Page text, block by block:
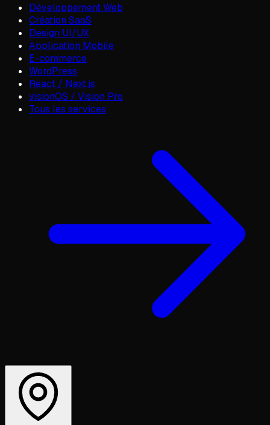
Développement Web
Création SaaS
Design UI/UX
Application Mobile
E-commerce
WordPress
React / Next.js
visionOS / Vision Pro
Tous les services